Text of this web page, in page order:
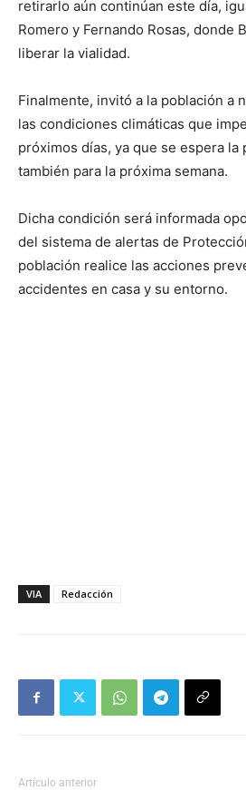
retirarlo aún continúan este día,
Romero y Fernando Rosas, donde
liberar la vialidad.
Finalmente, invitó a la población a
las condiciones climáticas que
próximos días, ya que se espera
también para la próxima semana.
Dicha condición será informada
del sistema de alertas de
población realice las acciones
accidentes en casa y su entorno.
VIA Redacción
Artículo anterior